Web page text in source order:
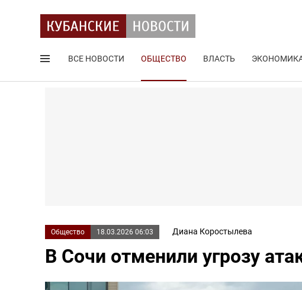
ВСЕ НОВОСТИ ОБЩЕСТВО ВЛАСТЬ
Общество 18.03.2026 06:03 Диана Коростылева
В Сочи отменили угрозу